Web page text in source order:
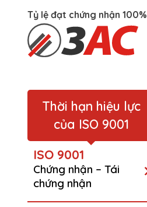
content
Tỷ lệ đạt chứng nhận 100%
Thời hạn hiệu lực
của ISO 9001
ISO 9001
Chứng nhận – Tái
chứng nhận